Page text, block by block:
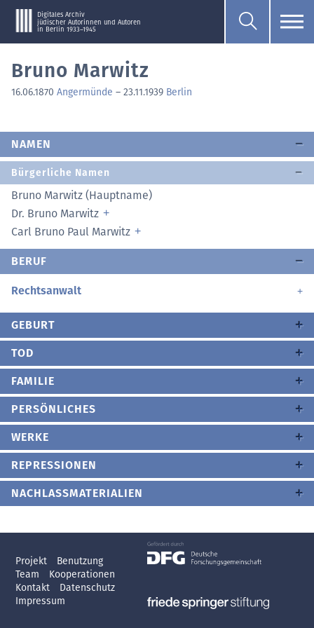
Digitales Archiv
jüdischer Autorinnen und Autoren
in Berlin 1933–1945
Bruno Marwitz
16.06.1870 Angermünde – 23.11.1939 Berlin
NAMEN
Bürgerliche Namen
Bruno Marwitz (Hauptname)
Dr. Bruno Marwitz
Carl Bruno Paul Marwitz
BERUF
Rechtsanwalt
GEBURT
TOD
FAMILIE
PERSÖNLICHES
WERKE
REPRESSIONEN
NACHLASSMATERIALIEN
Projekt
Benutzung
Team
Kooperationen
Kontakt
Datenschutz
Impressum